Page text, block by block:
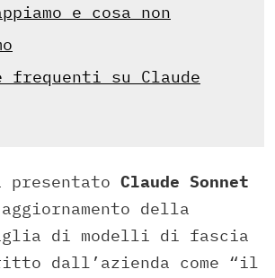
e cosa non
frequenti su Claude
presentato Claude Sonnet
della
di modelli di fascia
dall’azienda come “il